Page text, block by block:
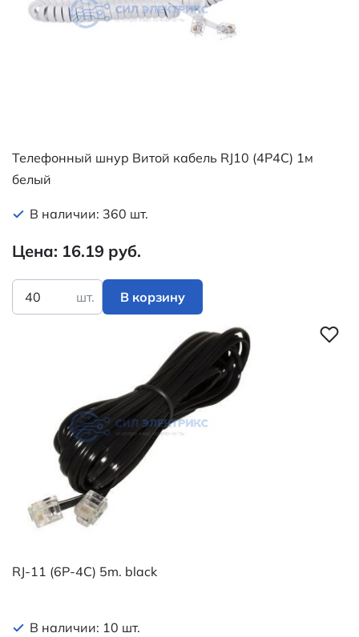
Телефонный шнур Витой кабель RJ10 (4P4C) 1м
белый
В наличии: 360 шт.
Цена: 16.19 руб.
шт. В корзину
RJ-11 (6P-4C) 5m. black
В наличии: 10 шт.